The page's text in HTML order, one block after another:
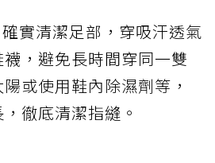
確實清潔足部，穿吸汗透氣
，避免長時間穿同一雙
或使用鞋內除濕劑等，
徹底清潔指縫。